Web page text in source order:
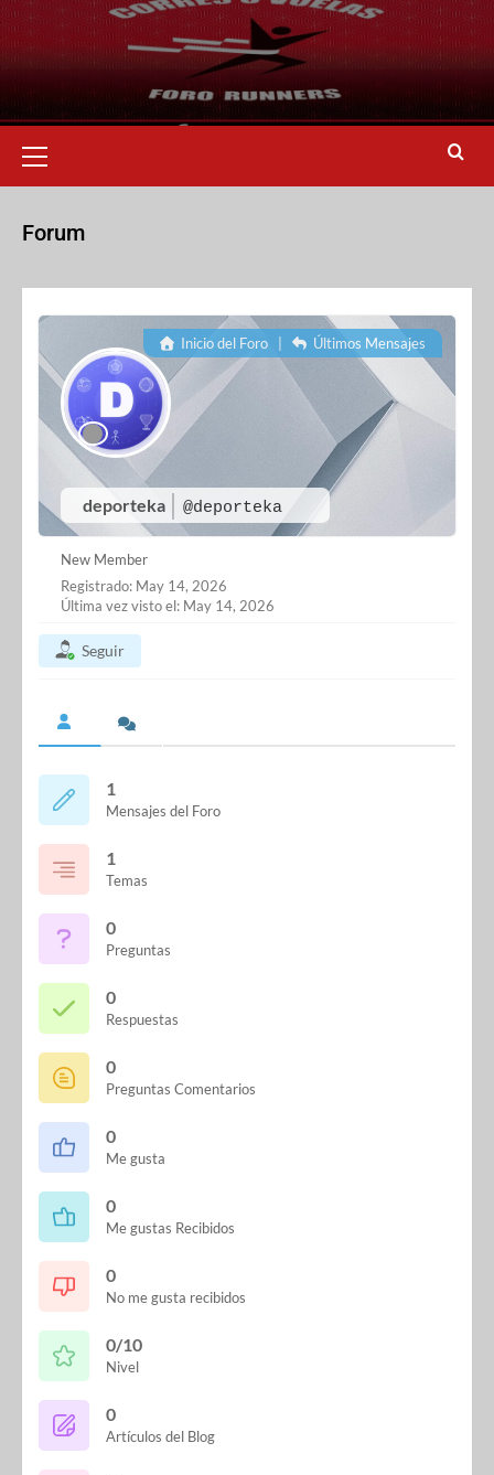
Forum
deporteka @deporteka
Inicio del Foro| Últimos Mensajes
New Member
Registrado: May 14, 2026
Última vez visto el: May 14, 2026
Seguir
1
Mensajes del Foro
1
Temas
0
Preguntas
0
Respuestas
0
Preguntas Comentarios
0
Me gusta
0
Me gustas Recibidos
0
No me gusta recibidos
0/10
Nivel
0
Artículos del Blog